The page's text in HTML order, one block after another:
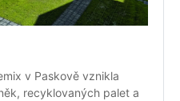
v Paskově vznikla
recyklovaných palet a